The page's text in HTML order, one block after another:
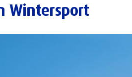
Wintersport